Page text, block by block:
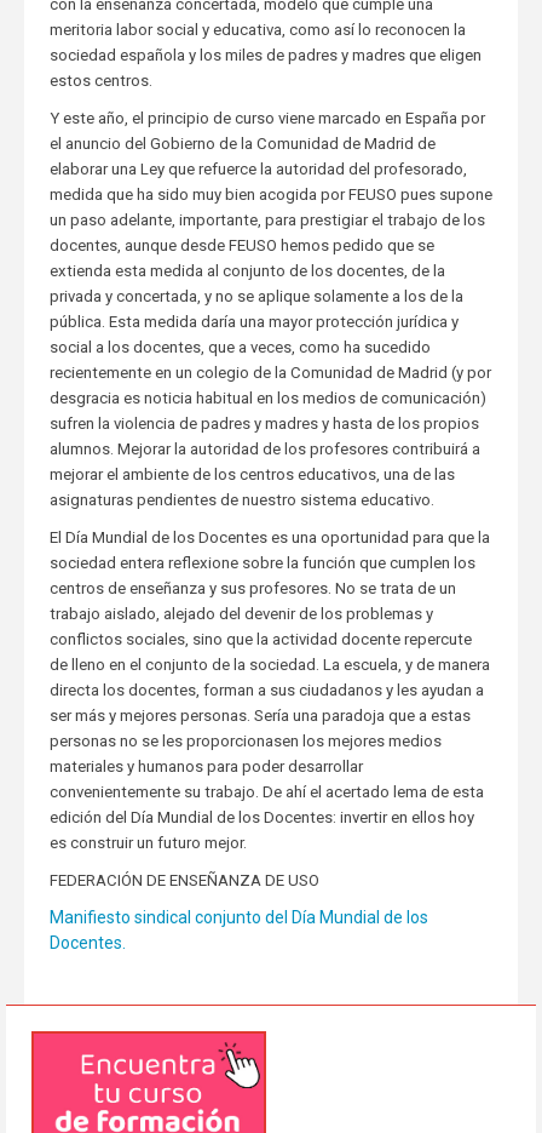
con la enseñanza concertada, modelo que cumple una
meritoria labor social y educativa, como así lo reconocen la
sociedad española y los miles de padres y madres que eligen
estos centros.
Y este año, el principio de curso viene marcado en España por
el anuncio del Gobierno de la Comunidad de Madrid de
elaborar una Ley que refuerce la autoridad del profesorado,
medida que ha sido muy bien acogida por FEUSO pues supone
un paso adelante, importante, para prestigiar el trabajo de los
docentes, aunque desde FEUSO hemos pedido que se
extienda esta medida al conjunto de los docentes, de la
privada y concertada, y no se aplique solamente a los de la
pública. Esta medida daría una mayor protección jurídica y
social a los docentes, que a veces, como ha sucedido
recientemente en un colegio de la Comunidad de Madrid (y por
desgracia es noticia habitual en los medios de comunicación)
sufren la violencia de padres y madres y hasta de los propios
alumnos. Mejorar la autoridad de los profesores contribuirá a
mejorar el ambiente de los centros educativos, una de las
asignaturas pendientes de nuestro sistema educativo.
El Día Mundial de los Docentes es una oportunidad para que la
sociedad entera reflexione sobre la función que cumplen los
centros de enseñanza y sus profesores. No se trata de un
trabajo aislado, alejado del devenir de los problemas y
conflictos sociales, sino que la actividad docente repercute
de lleno en el conjunto de la sociedad. La escuela, y de manera
directa los docentes, forman a sus ciudadanos y les ayudan a
ser más y mejores personas. Sería una paradoja que a estas
personas no se les proporcionasen los mejores medios
materiales y humanos para poder desarrollar
convenientemente su trabajo. De ahí el acertado lema de esta
edición del Día Mundial de los Docentes: invertir en ellos hoy
es construir un futuro mejor.
FEDERACIÓN DE ENSEÑANZA DE USO
Manifiesto sindical conjunto del Día Mundial de los
Docentes.